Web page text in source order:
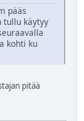
pääs
tullu käytyy
kohti ku
pitää